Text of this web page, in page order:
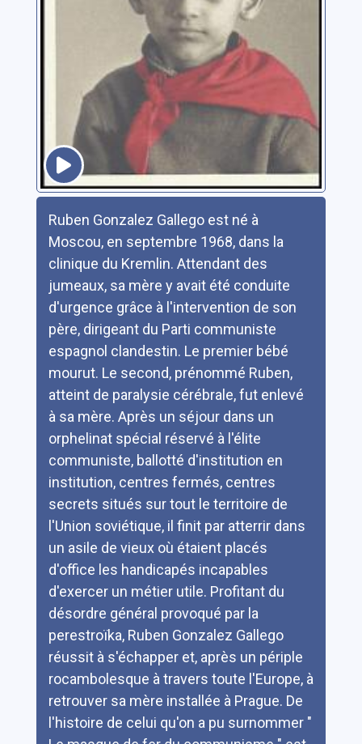
Ruben Gonzalez Gallego est né à
Moscou, en septembre 1968, dans la
clinique du Kremlin. Attendant des
jumeaux, sa mère y avait été conduite
d'urgence grâce à l'intervention de son
père, dirigeant du Parti communiste
espagnol clandestin. Le premier bébé
mourut. Le second, prénommé Ruben,
atteint de paralysie cérébrale, fut enlevé
à sa mère. Après un séjour dans un
orphelinat spécial réservé à l'élite
communiste, ballotté d'institution en
institution, centres fermés, centres
secrets situés sur tout le territoire de
l'Union soviétique, il finit par atterrir dans
un asile de vieux où étaient placés
d'office les handicapés incapables
d'exercer un métier utile. Profitant du
désordre général provoqué par la
perestroïka, Ruben Gonzalez Gallego
réussit à s'échapper et, après un périple
rocambolesque à travers toute l'Europe, à
retrouver sa mère installée à Prague. De
l'histoire de celui qu'on a pu surnommer "